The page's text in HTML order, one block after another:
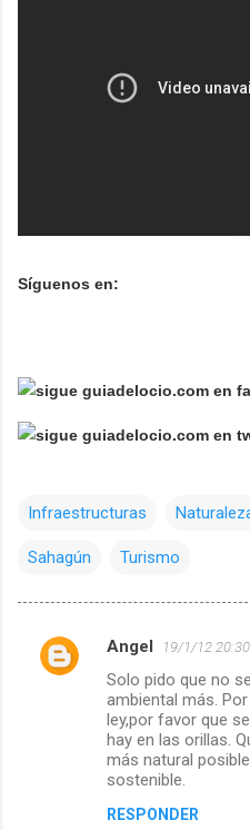
Síguenos en:
Infraestructuras
Sahagún Turismo
C
Angel 19/1/12 20:30
Solo pido que no
ambiental más.
ley,por favor que
hay en las orillas.
más natural
sostenible.
RESPONDER